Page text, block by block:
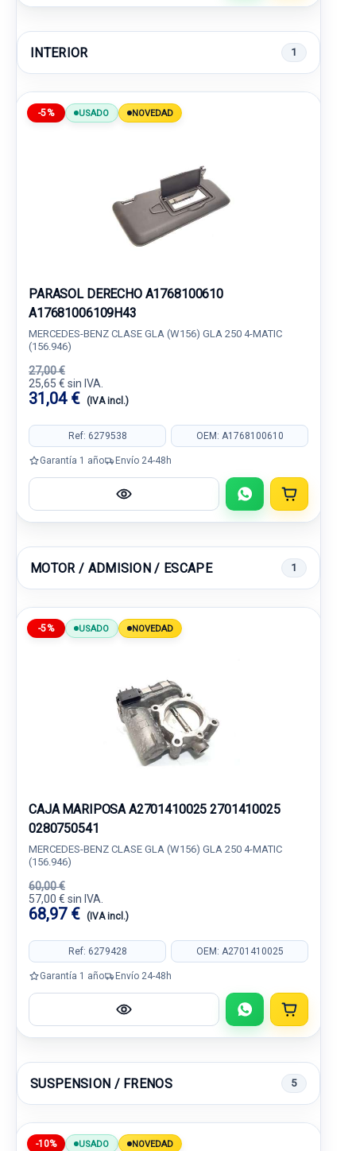
INTERIOR 1
-5% USADO NOVEDAD
PARASOL DERECHO A1768100610
A17681006109H43
MERCEDES-BENZ CLASE GLA (W156) GLA 250 4-MATIC
(156.946)
27,00 €
25,65 € sin IVA.
31,04 € (IVA incl.)
Ref: 6279538 OEM: A1768100610
Garantía 1 año Envío 24-48h
MOTOR / ADMISION / ESCAPE 1
-5% USADO NOVEDAD
CAJA MARIPOSA A2701410025 2701410025
0280750541
MERCEDES-BENZ CLASE GLA (W156) GLA 250 4-MATIC
(156.946)
60,00 €
57,00 € sin IVA.
68,97 € (IVA incl.)
Ref: 6279428 OEM: A2701410025
Garantía 1 año Envío 24-48h
SUSPENSION / FRENOS 5
-10% USADO NOVEDAD